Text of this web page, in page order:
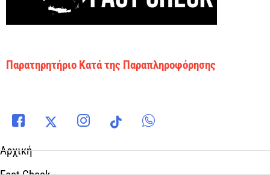
Παρατηρητήριο Κατά της Παραπληροφόρησης
Αρχική